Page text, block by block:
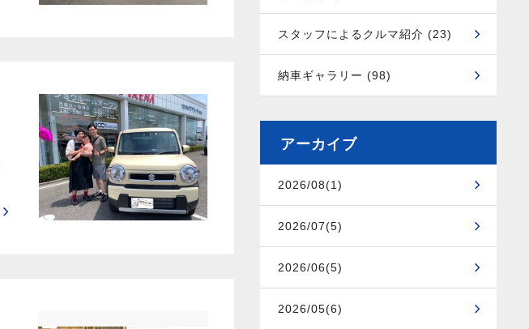
スタッフによるクルマ紹介 (23)
納車ギャラリー (98)
アーカイブ
2026/08(1)
2026/07(5)
2026/06(5)
2026/05(6)